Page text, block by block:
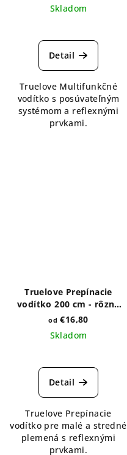
Skladom
Detail
Truelove Multifunkčné
vodítko s posúvateľným
systémom a reflexnými
prvkami.
Truelove Prepínacie
vodítko 200 cm - rôzne
farby
od €16,80
Skladom
hodnotenie
produktu
z
5
hviezdičiek.
Detail
Truelove Prepínacie
vodítko pre malé a stredné
plemená s reflexnými
prvkami.